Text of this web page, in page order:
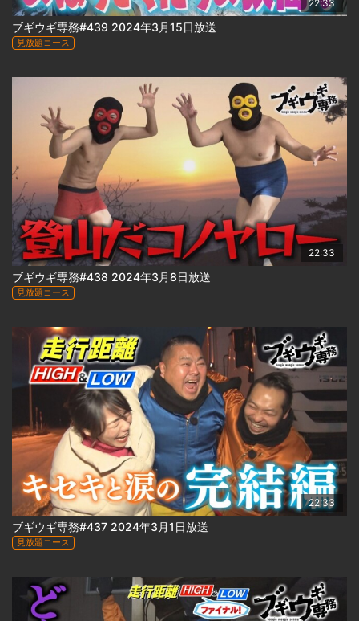
22:33
ブギウギ専務#439 2024年3月15日放送
見放題コース
22:33
ブギウギ専務#438 2024年3月8日放送
見放題コース
22:33
ブギウギ専務#437 2024年3月1日放送
見放題コース